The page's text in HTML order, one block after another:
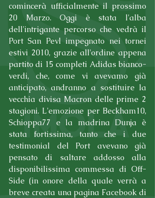
comincerà ufficialmente il prossimo
20 Marzo. Oggi è stata l'alba
dell'intrigante percorso che vedrà il
Port San Pevl impegnato nei tornei
estivi 2010, grazie all'ordine appena
partito di 15 completi Adidas bianco-
verdi, che, come vi avevamo già
anticipato, andranno a sostituire la
vecchia divisa Macron delle prime 2
stagioni. L'emozione per Beckham10,
Schioppa77 e la madrina Dunja è
stata fortissima, tanto che i due
testimonial del Port avevano già
pensato di saltare addosso alla
disponibilissima commessa di Off-
Side (in onore della quale verrà a
breve creata una pagina Facebook di